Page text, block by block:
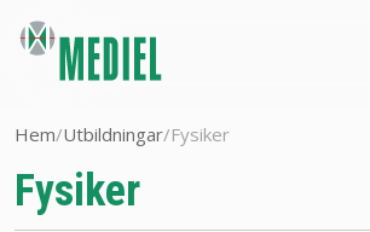
Hem/Utbildningar/Fysiker
Fysiker